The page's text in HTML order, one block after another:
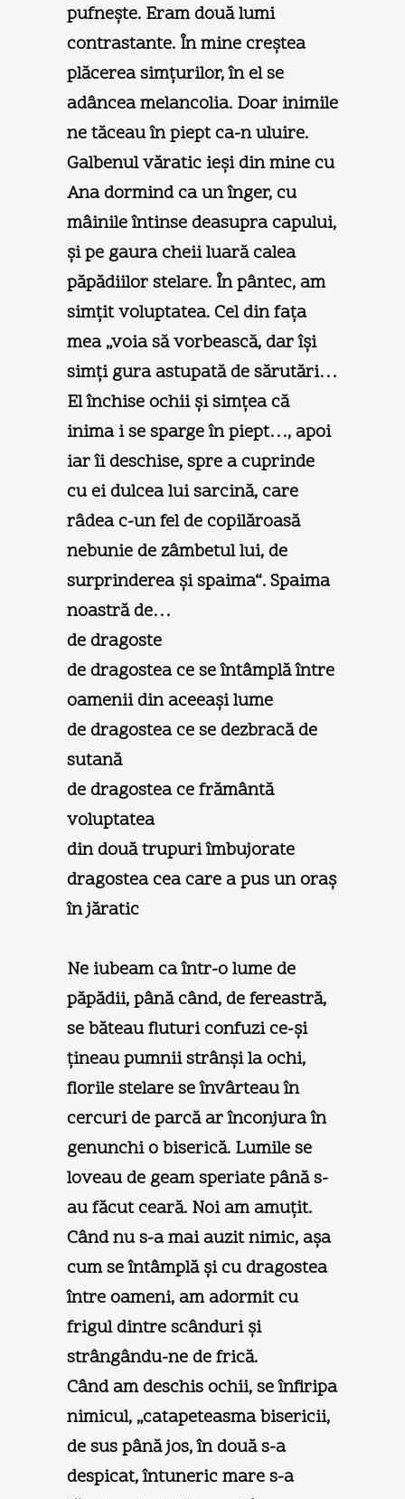
pufneşte. Eram două lumi
contrastante. În mine creştea
plăcerea simţurilor, în el se
adâncea melancolia. Doar inimile
ne tăceau în piept ca-n uluire.
Galbenul văratic ieşi din mine cu
Ana dormind ca un înger, cu
mâinile întinse deasupra capului,
şi pe gaura cheii luară calea
păpădiilor stelare. În pântec, am
simţit voluptatea. Cel din faţa
mea „voia să vorbească, dar îşi
simţi gura astupată de sărutări…
El închise ochii şi simţea că
inima i se sparge în piept…, apoi
iar îi deschise, spre a cuprinde
cu ei dulcea lui sarcină, care
râdea c-un fel de copilăroasă
nebunie de zâmbetul lui, de
surprinderea şi spaima“. Spaima
noastră de…
de dragoste
de dragostea ce se întâmplă între
oamenii din aceeaşi lume
de dragostea ce se dezbracă de
sutană
de dragostea ce frământă
voluptatea
din două trupuri îmbujorate
dragostea cea care a pus un oraş
în jăratic
Ne iubeam ca într-o lume de
păpădii, până când, de fereastră,
se băteau fluturi confuzi ce-şi
ţineau pumnii strânşi la ochi,
florile stelare se învârteau în
cercuri de parcă ar înconjura în
genunchi o biserică. Lumile se
loveau de geam speriate până s-
au făcut ceară. Noi am amuţit.
Când nu s-a mai auzit nimic, aşa
cum se întâmplă şi cu dragostea
între oameni, am adormit cu
frigul dintre scânduri şi
strângându-ne de frică.
Când am deschis ochii, se înfiripa
nimicul, „catapeteasma bisericii,
de sus până jos, în două s-a
despicat, întuneric mare s-a